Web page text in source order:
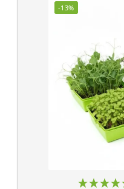
-13%